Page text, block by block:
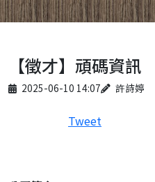
【徵才】頑碼資訊
Published on
2025-06-10 14:07
Author 許詩婷
Tweet